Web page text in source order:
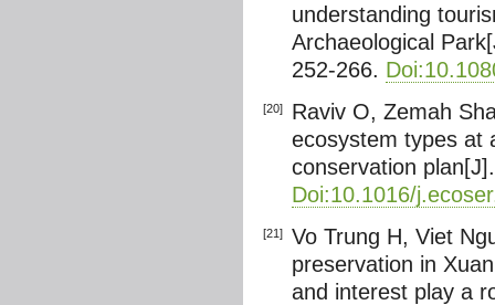
understanding
Archaeological
252-266.
[20]
Raviv O, Zemah
ecosystem types at
conservation
Doi:10.1016/
[21]
Vo Trung H, Viet
preservation in
and interest play a